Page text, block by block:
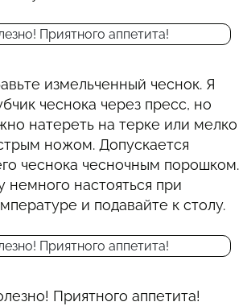
измельченный чеснок. Я
чеснока через пресс, но
натереть на терке или мелко
ножом. Допускается
чеснока чесночным порошком.
немного настояться при
и подавайте к столу.
Приятного аппетита!